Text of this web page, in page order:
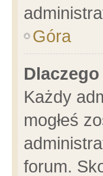
Góra
Każdy
mogłeś
forum.